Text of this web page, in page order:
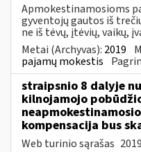
Apmokestinamosioms
gyventojų gautos iš
ne iš tėvų, įtėvių, vaikų,
Metai (Archyvas): 2019
pajamų mokestis
straipsnio 8 dalyje
kilnojamojo
kompensacija bus
Web turinio sąrašas